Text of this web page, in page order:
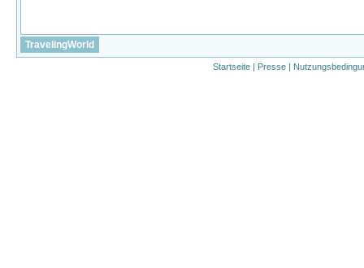
TravelingWorld
Startseite | Presse |